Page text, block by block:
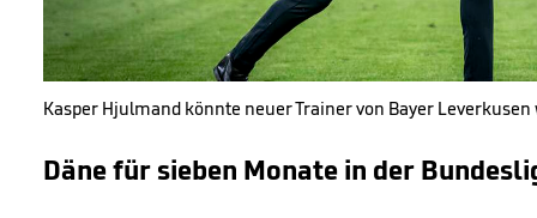
Kasper Hjulmand könnte neuer Trainer von Bayer Leverkusen
Däne für sieben Monate in der